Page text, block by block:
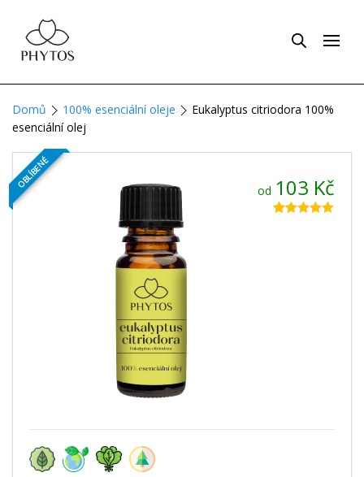
Domů 100% esenciální oleje
Eukalyptus citriodora 100%
esenciální olej
OBLÍBENÉ
od 103 Kč